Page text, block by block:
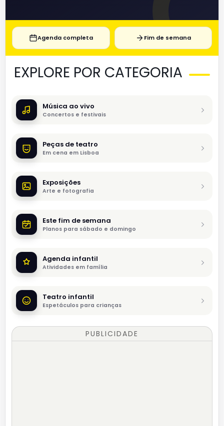
Agenda completa Fim de semana
EXPLORE POR CATEGORIA
Música ao vivo
Concertos e festivais
Peças de teatro
Em cena em Lisboa
Exposições
Arte e fotografia
Este fim de semana
Planos para sábado e domingo
Agenda infantil
Atividades em família
Teatro infantil
Espetáculos para crianças
PUBLICIDADE